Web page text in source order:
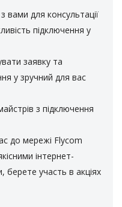
вами для консультації
підключення у
заявку та
у зручний для вас
з підключення
до мережі Flycom
інтернет-
берете участь в акціях